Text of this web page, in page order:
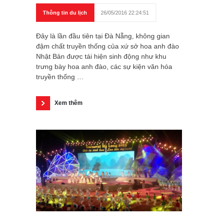
Thông tin du lịch 26/05/2016 22:24:51
Đây là lần đầu tiên tại Đà Nẵng, không gian
đậm chất truyền thống của xứ sở hoa anh đào
Nhật Bản được tái hiện sinh động như khu
trưng bày hoa anh đào, các sự kiện văn hóa
truyền thống …
Xem thêm